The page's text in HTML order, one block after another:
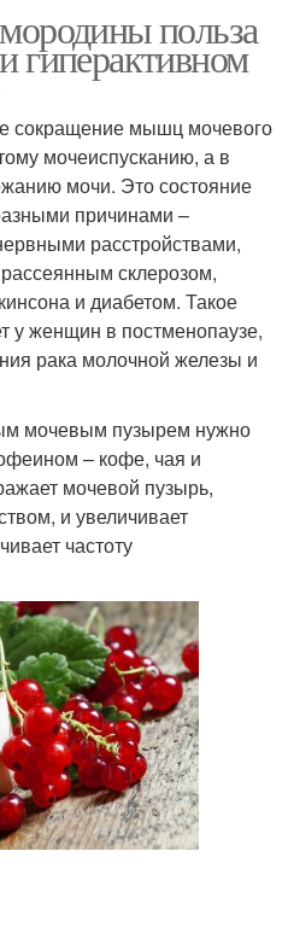
польза
гиперактивном
сокращение мышц мочевого
мочеиспусканию, а в
мочи. Это состояние
причинами –
расстройствами,
склерозом,
и диабетом. Такое
у женщин в постменопаузе,
рака молочной железы и
мочевым пузырем нужно
– кофе, чая и
мочевой пузырь,
и увеличивает
частоту